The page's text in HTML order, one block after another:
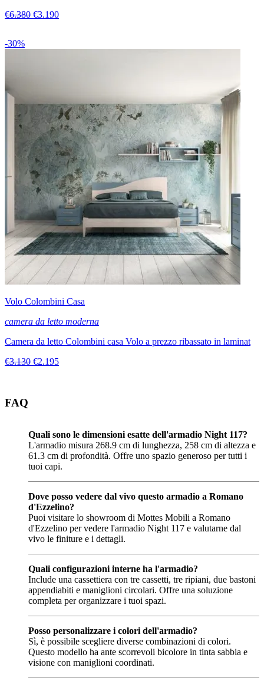
€6.380 €3.190
-30%
Volo Colombini Casa
camera da letto moderna
Camera da letto Colombini casa Volo a prezzo ribassato in laminat
€3.130 €2.195
FAQ
Quali sono le dimensioni esatte dell'armadio Night 117?
L'armadio misura 268.9 cm di lunghezza, 258 cm di altezza e
61.3 cm di profondità. Offre uno spazio generoso per tutti i
tuoi capi.
Dove posso vedere dal vivo questo armadio a Romano
d'Ezzelino?
Puoi visitare lo showroom di Mottes Mobili a Romano
d'Ezzelino per vedere l'armadio Night 117 e valutarne dal
vivo le finiture e i dettagli.
Quali configurazioni interne ha l'armadio?
Include una cassettiera con tre cassetti, tre ripiani, due bastoni
appendiabiti e maniglioni circolari. Offre una soluzione
completa per organizzare i tuoi spazi.
Posso personalizzare i colori dell'armadio?
Sì, è possibile scegliere diverse combinazioni di colori.
Questo modello ha ante scorrevoli bicolore in tinta sabbia e
visione con maniglioni coordinati.